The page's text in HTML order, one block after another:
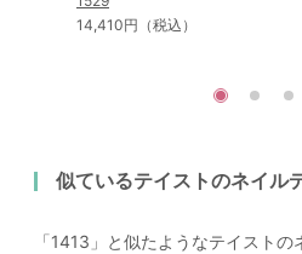
14,410円（税込）
似ているテイストのネイル
「1413」と似たようなテイスト